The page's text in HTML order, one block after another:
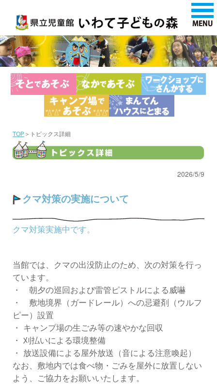
TOP＞トピックス詳細
2026/5/9
クマ対策の実施について
クマ対策実施中です。
当館では、クマの出没防止のため、次の対策を行っ
ています。
・ 朝夕の巡回および雷管ピストルによる威嚇
・ 敷地境界（ガードレール）への忌避剤（ウルフ
ピー）設置
・ キャンプ場の生ごみ等の速やかな回収
・ 刈払いによる環境整備
・ 放送設備による屋外放送（音による注意喚起）
なお、敷地内では食べ物・ごみを屋外に放置しない
よう、ご協力をお願いいたします。